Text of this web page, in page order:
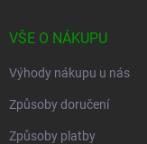
VŠE O NÁKUPU
Výhody nákupu u nás
Způsoby doručení
Způsoby platby